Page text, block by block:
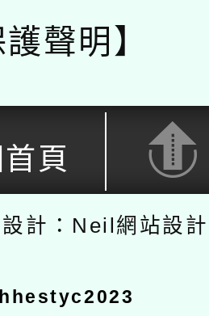
聲明】
頁
計：Neil網站設